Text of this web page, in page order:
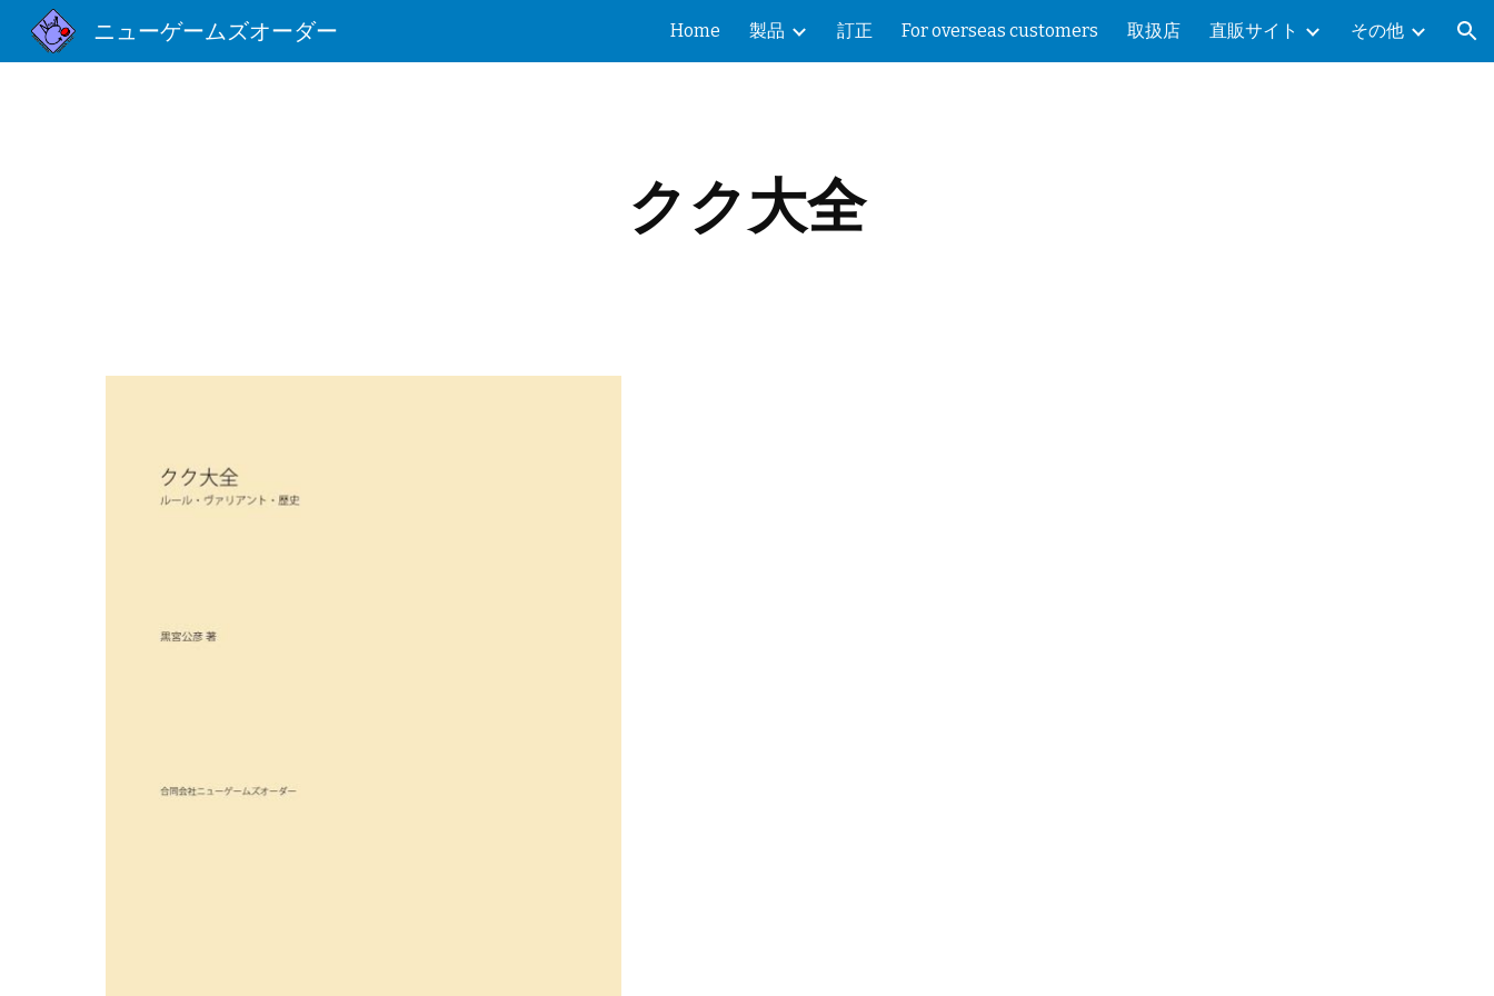
Skip to navigation
ニューゲームズオーダー Home 製品 訂正 For overseas customers 取扱店 直販サイト その他
クク大全